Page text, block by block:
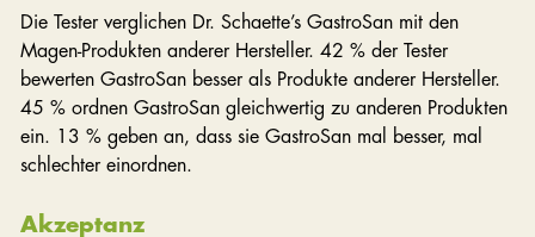
Die Tester verglichen Dr. Schaette’s GastroSan mit den
Magen-Produkten anderer Hersteller. 42 % der Tester
bewerten GastroSan besser als Produkte anderer Hersteller.
45 % ordnen GastroSan gleichwertig zu anderen Produkten
ein. 13 % geben an, dass sie GastroSan mal besser, mal
schlechter einordnen.
Akzeptanz